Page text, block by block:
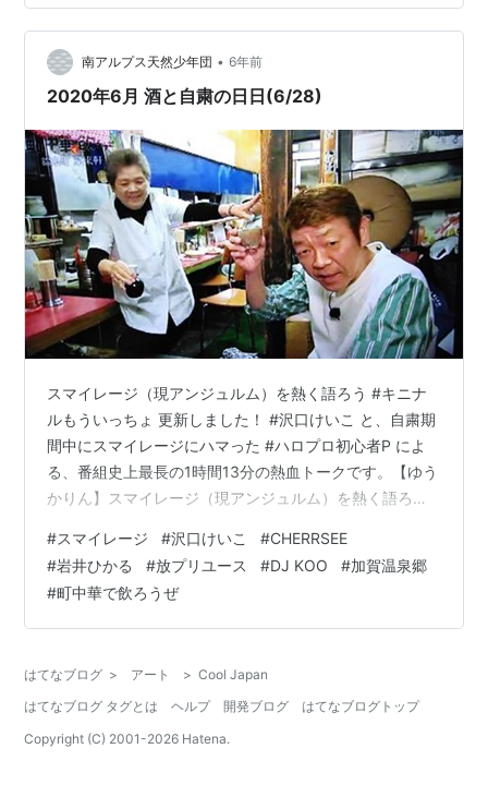
がったヮ ✨ヽ(･▽･)ﾉ✨ それにしてもサ、 海外で弾きたぃ
🎹✨ってのは 夢は夢だったけど、 10年前はまさか中華圏
に こんなにどっぷりハマって チューゴクゴ学びたくなっ
て 留学までしちゃぅなんて… 思っ…
南アルプス天然少年団 • 6年前
2020年6月 酒と自粛の日日(6/28)
スマイレージ（現アンジュルム）を熱く語ろう #キニナ
ルもういっちょ 更新しました！ #沢口けいこ と、自粛期
間中にスマイレージにハマった #ハロプロ初心者P によ
る、番組史上最長の1時間13分の熱血トークです。【ゆう
かりん】スマイレージ（現アンジュルム）を熱く語ろう
pic.twitter.com/Ht4EHCmCtZ— もういっちょTV【公
式】 (@moichoTV) June 28, 2020 アンジュルムではな
く、スマイレージってところが面白い。 岩井ひかるバー
スデー 誰よりも早くLINEもくれてストーリー上げてく
#スマイレージ #沢口けいこ #CHERRSEE
#岩井ひかる #放プリユース #DJ KOO #加賀温泉郷
#町中華で飲ろうぜ
はてなブログ > アート > Cool Japan
はてなブログ タグとは
ヘルプ 開発ブログ
はてなブログトップ
Copyright (C) 2001-2026 Hatena.